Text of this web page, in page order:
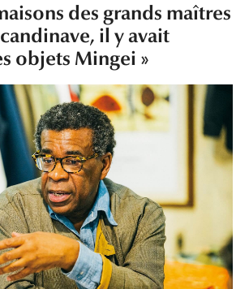
des grands maîtres
il y avait
objets Mingei »